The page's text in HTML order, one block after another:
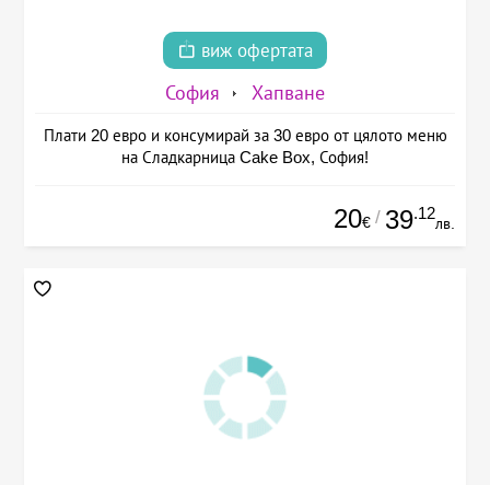
виж офертата
София Хапване
Плати 20 евро и консумирай за 30 евро от цялото меню
на Сладкарница Cake Box, София!
20€ / 39.12
лв.